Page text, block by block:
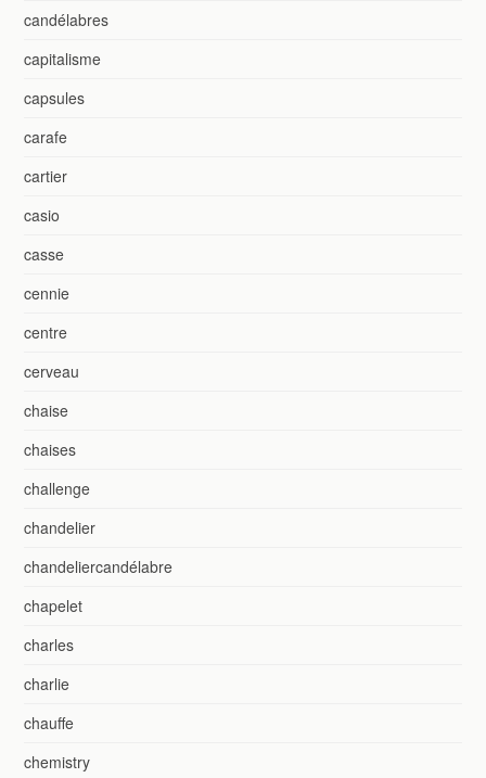
candélabres
capitalisme
capsules
carafe
cartier
casio
casse
cennie
centre
cerveau
chaise
chaises
challenge
chandelier
chandeliercandélabre
chapelet
charles
charlie
chauffe
chemistry